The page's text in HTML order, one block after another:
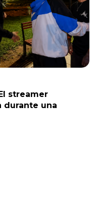
streamer
durante una